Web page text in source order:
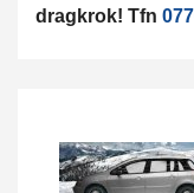
dragkrok! Tfn